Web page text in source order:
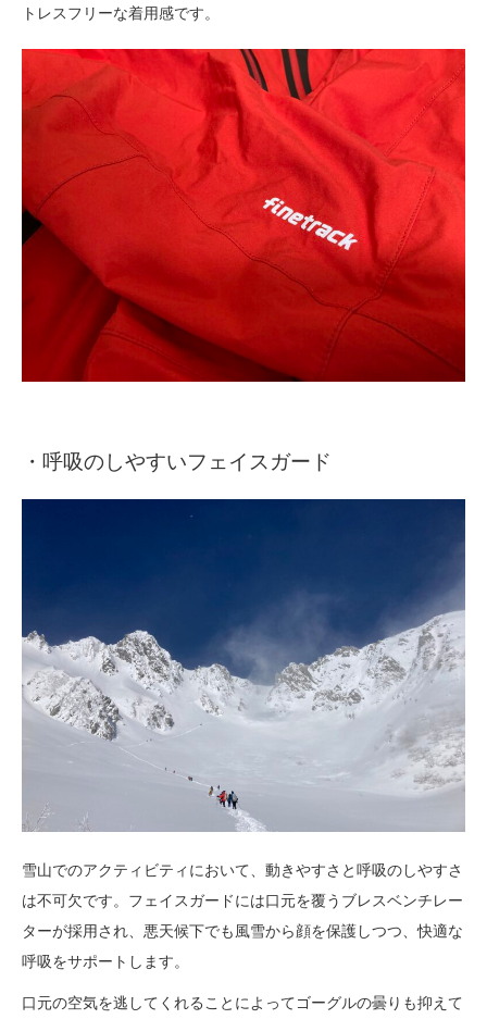
トレスフリーな着用感です。
・呼吸のしやすいフェイスガード
雪山でのアクティビティにおいて、動きやすさと呼吸のしやすさ
は不可欠です。フェイスガードには口元を覆うブレスベンチレー
ターが採用され、悪天候下でも風雪から顔を保護しつつ、快適な
呼吸をサポートします。
口元の空気を逃してくれることによってゴーグルの曇りも抑えて